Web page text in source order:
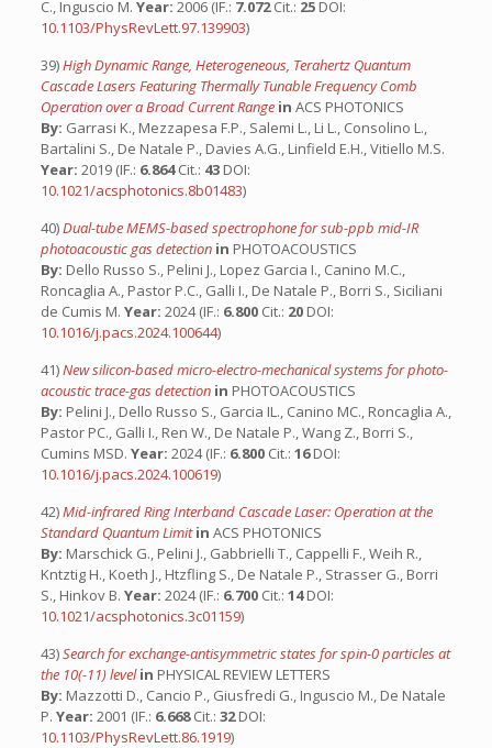
C., Inguscio M. Year: 2006 (IF.: 7.072Cit.: 25 DOI:
10.1103/PhysRevLett.97.139903)
39)High Dynamic Range, Heterogeneous, Terahertz Quantum
Cascade Lasers Featuring Thermally Tunable Frequency Comb
Operation over a Broad Current Range in ACS PHOTONICS
By: Garrasi K., Mezzapesa F.P., Salemi L., Li L., Consolino L.,
Bartalini S., De Natale P., Davies A.G., Linfield E.H., Vitiello M.S.
Year: 2019 (IF.: 6.864Cit.: 43 DOI:
10.1021/acsphotonics.8b01483)
40)Dual-tube MEMS-based spectrophone for sub-ppb mid-IR
photoacoustic gas detection in PHOTOACOUSTICS
By: Dello Russo S., Pelini J., Lopez Garcia I., Canino M.C.,
Roncaglia A., Pastor P.C., Galli I., De Natale P., Borri S., Siciliani
de Cumis M. Year: 2024 (IF.: 6.800 Cit.: 20 DOI:
10.1016/j.pacs.2024.100644)
41)New silicon-based micro-electro-mechanical systems for photo-
acoustic trace-gas detection in PHOTOACOUSTICS
By: Pelini J., Dello Russo S., Garcia IL., Canino MC., Roncaglia A.,
Pastor PC., Galli I., Ren W., De Natale P., Wang Z., Borri S.,
Cumins MSD. Year: 2024 (IF.: 6.800 Cit.: 16DOI:
10.1016/j.pacs.2024.100619)
42)Mid-infrared Ring Interband Cascade Laser: Operation at the
Standard Quantum Limitin ACS PHOTONICS
By: Marschick G., Pelini J., Gabbrielli T., Cappelli F., Weih R.,
Kntztig H., Koeth J., Htzfling S., De Natale P., Strasser G., Borri
S., Hinkov B. Year: 2024 (IF.: 6.700 Cit.: 14DOI:
10.1021/acsphotonics.3c01159)
43)Search for exchange-antisymmetric states for spin-0 particles at
the 10(-11) levelin PHYSICAL REVIEW LETTERS
By: Mazzotti D., Cancio P., Giusfredi G., Inguscio M., De Natale
P. Year: 2001 (IF.: 6.668Cit.: 32DOI:
10.1103/PhysRevLett.86.1919)